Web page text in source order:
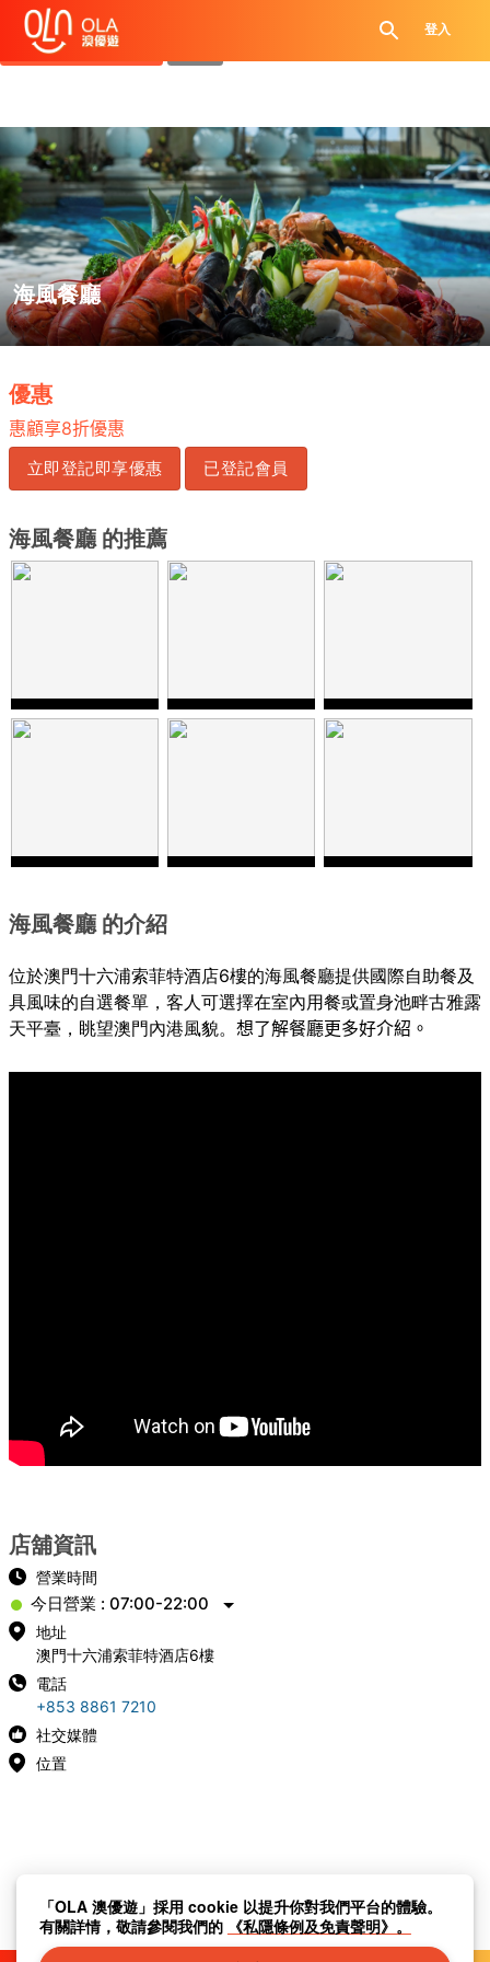
登入
領取每日優惠券
查看`我的優惠記錄`
海風餐廳
.
優惠
惠顧享8折優惠
立即登記即享優惠 已登記會員
海風餐廳 的推薦
海風餐廳 的介紹
位於澳門十六浦索菲特酒店6樓的海風餐廳提供國際自助餐及
具風味的自選餐單，客人可選擇在室內用餐或置身池畔古雅露
天平臺，眺望澳門內港風貌。 想了解餐廳更多好介紹。
店舖資訊
營業時間
今日營業 : 07:00-22:00
地址
澳門十六浦索菲特酒店6樓
電話
+853 8861 7210
社交媒體
位置
「OLA 澳優遊」採用 cookie 以提升你對我們平台的體驗。
有關詳情，敬請參閱我們的 《私隱條例及免責聲明》。